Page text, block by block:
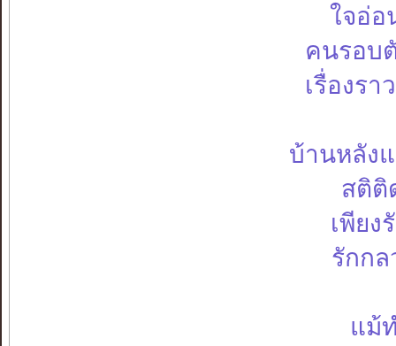
ใจอ่อ
คนรอบ
เรื่องรา
บ้านหลัง
สติติ
เพียง
รักกล
แม้